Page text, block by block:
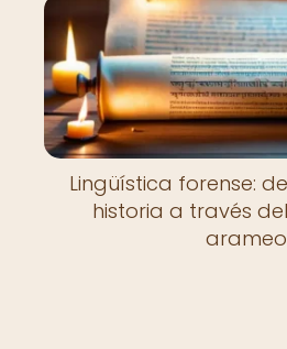
Lingüística forense:
historia a través
arameo